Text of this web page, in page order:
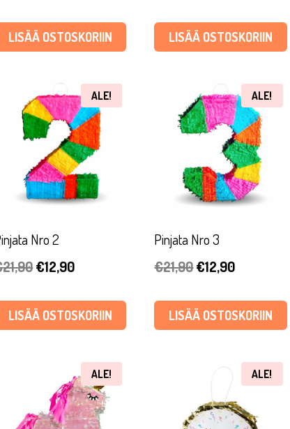
oli:
€6,90.
on:
€4,83.
LISÄÄ OSTOSKORIIN
oli:
€16,90.
on:
€5,92.
LISÄÄ OSTOSKORIIN
ALE!
Nro 2
21,90Alkuperäinen
oli:
€21,90.
€12,90Nykyinen
on:
€12,90.
LISÄÄ OSTOSKORIIN
ALE!
Pinjata Nro 3
€21,90Alkuperäinen
oli:
€21,90.
€12,90Nykyinen
on:
€12,90.
LISÄÄ OSTOSKORIIN
ALE! ALE!